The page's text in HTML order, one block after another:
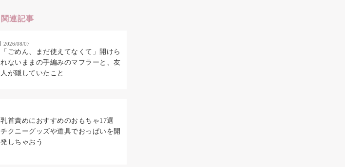
関連記事
2026/08/07
「ごめん、まだ使えてなくて」開けら
れないままの手編みのマフラーと、友
人が隠していたこと
乳首責めにおすすめのおもちゃ17選
チクニーグッズや道具でおっぱいを開
発しちゃおう